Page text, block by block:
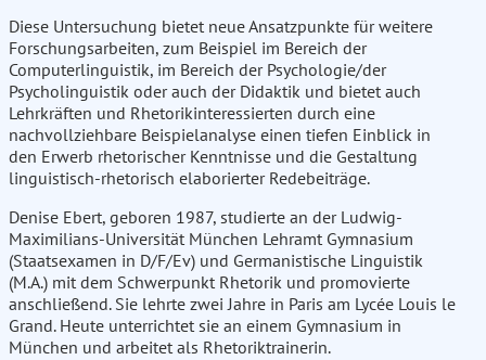
Diese Untersuchung bietet neue Ansatzpunkte für weitere
Forschungsarbeiten, zum Beispiel im Bereich der
Computerlinguistik, im Bereich der Psychologie/der
Psycholinguistik oder auch der Didaktik und bietet auch
Lehrkräften und Rhetorikinteressierten durch eine
nachvollziehbare Beispielanalyse einen tiefen Einblick in
den Erwerb rhetorischer Kenntnisse und die Gestaltung
linguistisch-rhetorisch elaborierter Redebeiträge.
Denise Ebert, geboren 1987, studierte an der Ludwig-
Maximilians-Universität München Lehramt Gymnasium
(Staatsexamen in D/F/Ev) und Germanistische Linguistik
(M.A.) mit dem Schwerpunkt Rhetorik und promovierte
anschließend. Sie lehrte zwei Jahre in Paris am Lycée Louis le
Grand. Heute unterrichtet sie an einem Gymnasium in
München und arbeitet als Rhetoriktrainerin.